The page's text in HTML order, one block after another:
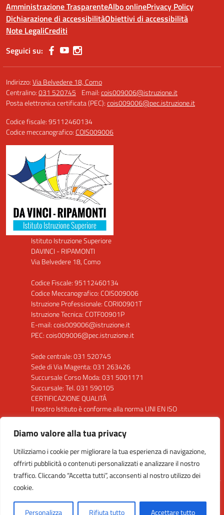
Diamo valore alla tua privacy
Utilizziamo i cookie per migliorare la tua esperienza di navigazione,
offrirti pubblicità o contenuti personalizzati e analizzare il nostro
traffico. Cliccando “Accetta tutti”, acconsenti al nostro utilizzo dei
cookie.
Personalizza Rifiuta tutto Accettare tutto
Amministrazione TrasparenteAlbo onlinePrivacy Policy
Dichiarazione di accessibilitàObiettivi di accessibilità
Note LegaliCrediti
Seguici su:
Indirizzo:Via Belvedere 18, Como
Centralino:031 520745 Email:cois009006@istruzione.it
Posta elettronica certificata (PEC):cois009006@pec.istruzione.it
Codice fiscale: 95112460134
Codice meccanografico: COIS009006
Istituto Istruzione Superiore
DAVINCI - RIPAMONTI
Via Belvedere 18, Como
Codice Fiscale: 95112460134
Codice Meccanografico: COIS009006
Istruzione Professionale: CORI00901T
Istruzione Tecnica: COTF00901P
E-mail: cois009006@istruzione.it
PEC: cois009006@pec.istruzione.it
Sede centrale: 031 520745
Sede di Via Magenta: 031 263426
Succursale Corso Moda: 031 5001171
Succursale: Tel. 031 590105
CERTIFICAZIONE QUALITÁ
Il nostro Istituto è conforme alla norma UNI EN ISO
9001: 2015 per la seguente attività: "Progettazione
ed erogazione del servizio di istruzione secondaria di
secondo grado"
Clicca sul Logo per visualizzare il certificato